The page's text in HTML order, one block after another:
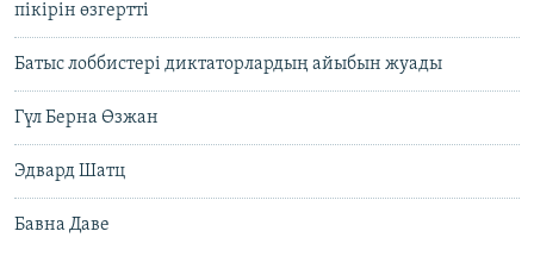
пікірін өзгертті
Батыс лоббистері диктаторлардың айыбын жуады
Гүл Берна Өзжан
Эдвард Шатц
Бавна Даве